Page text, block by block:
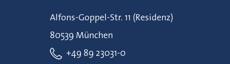
Alfons-Goppel-Str. 11 (Residenz)
80539 München
+49 89 23031-0